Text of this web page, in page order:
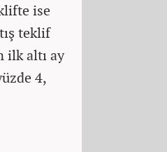
ise
teklif
ilk altı ay
4,